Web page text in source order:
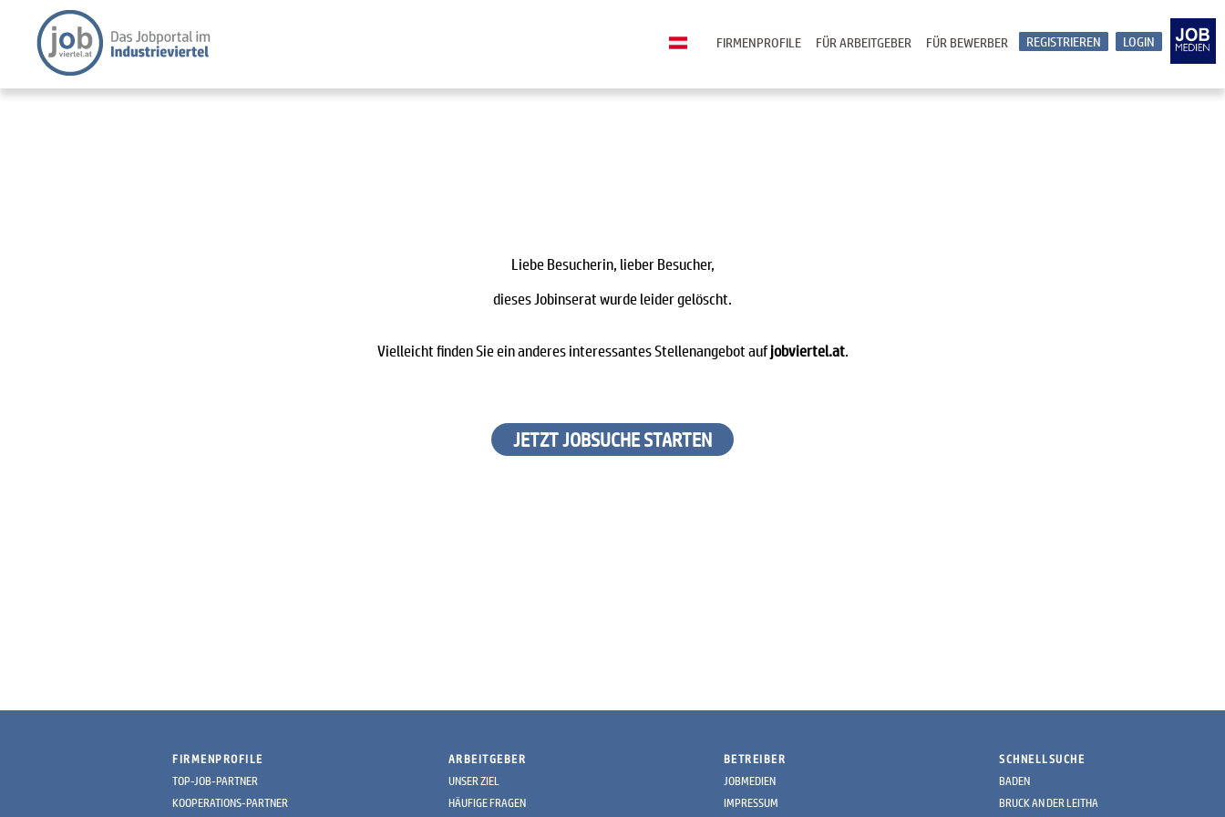
LOGIN
REGISTRIEREN
FÜR BEWERBER
FÜR ARBEITGEBER
FIRMENPROFILE
Liebe Besucherin, lieber Besucher,
dieses Jobinserat wurde leider gelöscht.
Vielleicht finden Sie ein anderes interessantes Stellenangebot aufjobviertel.at.
JETZT JOBSUCHE STARTEN
FIRMENPROFILE
TOP-JOB-PARTNER
KOOPERATIONS-PARTNER
ARBEITGEBER
UNSER ZIEL
HÄUFIGE FRAGEN
BETREIBER
JOBMEDIEN
IMPRESSUM
SCHNELLSUCHE
BADEN
BRUCK AN DER LEITHA